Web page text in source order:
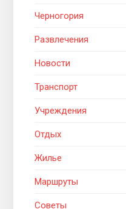
Черногория
Развлечения
Новости
Транспорт
Учреждения
Отдых
Жилье
Маршруты
Советы